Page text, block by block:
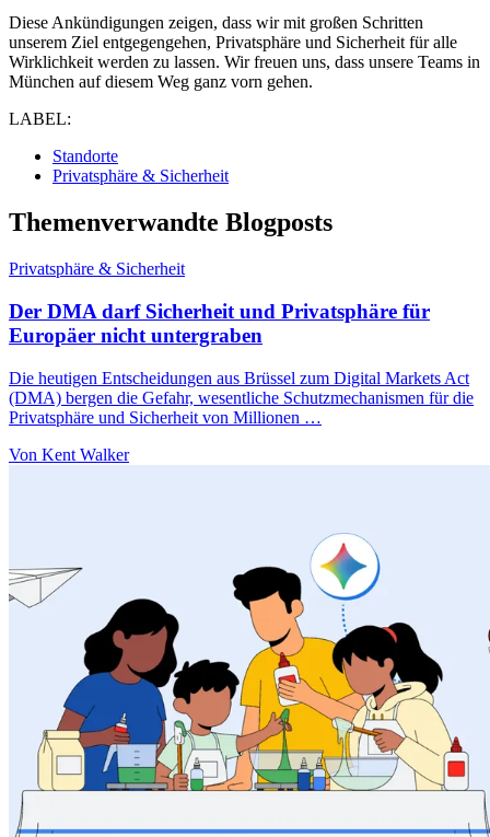
Diese Ankündigungen zeigen, dass wir mit großen Schritten
unserem Ziel entgegengehen, Privatsphäre und Sicherheit für alle
Wirklichkeit werden zu lassen. Wir freuen uns, dass unsere Teams in
München auf diesem Weg ganz vorn gehen.
LABEL:
Standorte
Privatsphäre & Sicherheit
Themenverwandte Blogposts
Privatsphäre & Sicherheit
Der DMA darf Sicherheit und Privatsphäre für
Europäer nicht untergraben
Die heutigen Entscheidungen aus Brüssel zum Digital Markets Act
(DMA) bergen die Gefahr, wesentliche Schutzmechanismen für die
Privatsphäre und Sicherheit von Millionen …
Von Kent Walker